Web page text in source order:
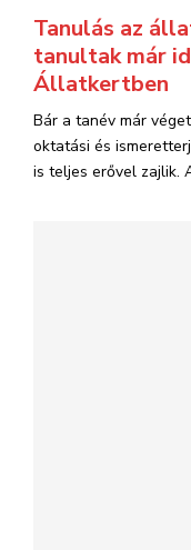
Tanulás az
tanultak már
Állatkertben
Bár a tanév már
oktatási és
is teljes erővel zajlik.